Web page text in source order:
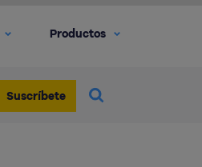
Productos
Suscríbete